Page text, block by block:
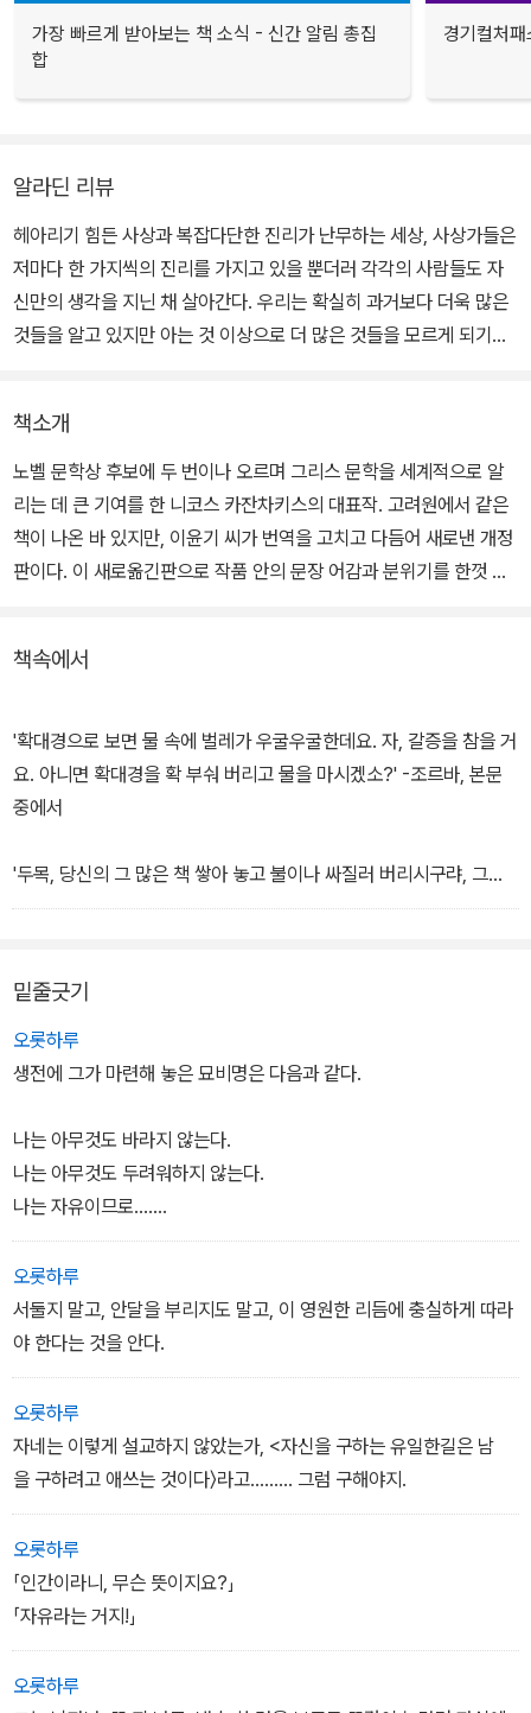
가장 빠르게 받아보는 책 소식 - 신간 알림 총집
합
경기컬처
알라딘 리뷰
헤아리기 힘든 사상과 복잡다단한 진리가 난무하는 세상, 사상가들은
저마다 한 가지씩의 진리를 가지고 있을 뿐더러 각각의 사람들도 자
신만의 생각을 지닌 채 살아간다. 우리는 확실히 과거보다 더욱 많은
것들을 알고 있지만 아는 것 이상으로 더 많은 것들을 모르게 되기도
러움을 단박에 깨는 인물이다. 그는 지식을 비웃지만 누구보다 지혜
로우며, 신을 조롱하지만 누구도 쉽게 접근하지 못할 믿음을 지니고
있다. 카잔차키스는 '앎'이라는 그물에 뒤얽혀 몸을 가누지 못하는 이
들에게 진정한 자유란 무엇인지 말하고 싶었음에 틀림없다. 조르바는
머리로 고민하고 애태우는 법이 없다. 그는 몸으로 고민하며 몸으로
있는 몸뚱아리에 살아 있는 심장을 불쑥 내민 통쾌한 사나이의 이야
말로 옮겨 선보였던 작품이다. 최고의 번역가로 인정받는 이윤기 씨
는 다른나라말을 우리말로 읽어내는 실력도 실력이거니와, 그 바탕을
이루는 인문학적 지식이라든지 글솜씨의 대단함에 높은 평가를 받고
번역者와는 분명 다를 것이다)로서의 장인정신이다. 이미 번역해서
리 새로 번역한 책. 자신의 번역은--자신이 번역한 책은--자신이 책
임진다는 정신이 없이는 행할 수 없는 일이다. '새 번역은 새 책을 만
들어낸다'는 말을 실감한다. 책의 장정 또한 옛판(고려원 출간)의 투
자리한 표지라든지 오돌톨톨한 활판 인쇄의 느낌마저 좋았지만서도)
과는 달리 두툼하지만 한 손에 턱 잡히고, 아담하면서도 하드커버로
실하게 짜여진 판형은 보기만 해도 읽고 싶은 충동을 느끼게 한다.
책소개
노벨 문학상 후보에 두 번이나 오르며 그리스 문학을 세계적으로 알
리는 데 큰 기여를 한 니코스 카잔차키스의 대표작. 고려원에서 같은
책이 나온 바 있지만, 이윤기 씨가 번역을 고치고 다듬어 새로낸 개정
판이다. 이 새로옮긴판으로 작품 안의 문장 어감과 분위기를 한껏 살
카잔차키스는 그리스 인으로 호메로스와 조르바에게 큰 영향을 받았
데 거추장스럽다고 손가락을 잘라버리는가 하면, 여성의 치모를 모아
베개를 만들어 베고 자며 수도승을 꼬여 타락한 수도원에 불을 지르
는 등 길들여지지 않은 야생마처럼 자유분방하고 호탕하게 산 인물이
조르바가 드러내는 인물상은 질서를 어지럽히는 위험하고 혼돈에 찬
마음과 행동의 모습들은 자유를 향한 '영혼의 투쟁'이라고 할 수 있다.
책속에서
'확대경으로 보면 물 속에 벌레가 우굴우굴한데요. 자, 갈증을 참을 거
요. 아니면 확대경을 확 부숴 버리고 물을 마시겠소?' -조르바, 본문
중에서
'두목, 당신의 그 많은 책 쌓아 놓고 불이나 싸질러 버리시구랴, 그러
면 알아요? 혹 인간이 될지?' -조르바, 본문 중에서
밑줄긋기
오롯하루
생전에 그가 마련해 놓은 묘비명은 다음과 같다.
나는 아무것도 바라지 않는다.
나는 아무것도 두려워하지 않는다.
나는 자유이므로…….
오롯하루
서둘지 말고, 안달을 부리지도 말고, 이 영원한 리듬에 충실하게 따라
야 한다는 것을 안다.
오롯하루
자네는 이렇게 설교하지 않았는가, <자신을 구하는 유일한길은 남
을 구하려고 애쓰는 것이다〉라고.….…. 그럼 구해야지.
오롯하루
「인간이라니, 무슨 뜻이지요?」
「자유라는 거지!」
오롯하루